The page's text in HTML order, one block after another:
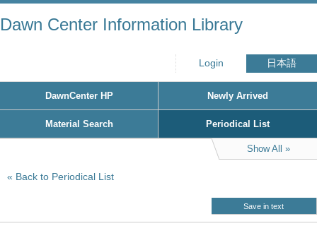
Dawn Center Information Library
Login 日本語
DawnCenter HP Newly Arrived
Material Search Periodical List
Show All
Back to Periodical List
Save in text